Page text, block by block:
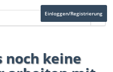
Einloggen/Registrierung
noch keine